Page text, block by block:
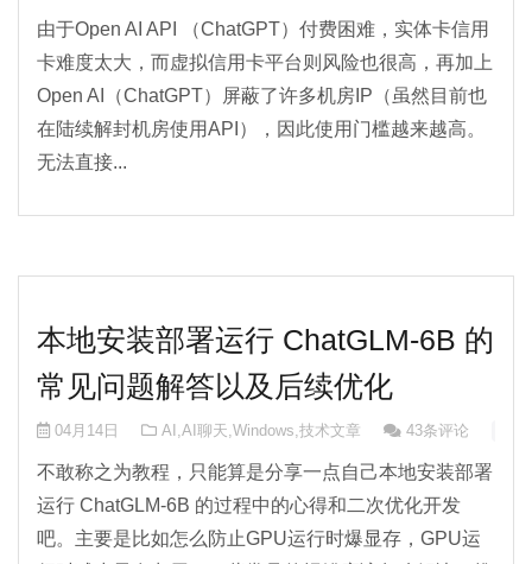
由于Open AI API （ChatGPT）付费困难，实体卡信用
卡难度太大，而虚拟信用卡平台则风险也很高，再加上
Open AI（ChatGPT）屏蔽了许多机房IP（虽然目前也
在陆续解封机房使用API），因此使用门槛越来越高。
无法直接...
本地安装部署运行 ChatGLM-6B 的
常见问题解答以及后续优化
04月14日 AI ,AI聊天,Windows,技术文章 43条评论
不敢称之为教程，只能算是分享一点自己本地安装部署
运行 ChatGLM-6B 的过程中的心得和二次优化开发
吧。主要是比如怎么防止GPU运行时爆显存，GPU运